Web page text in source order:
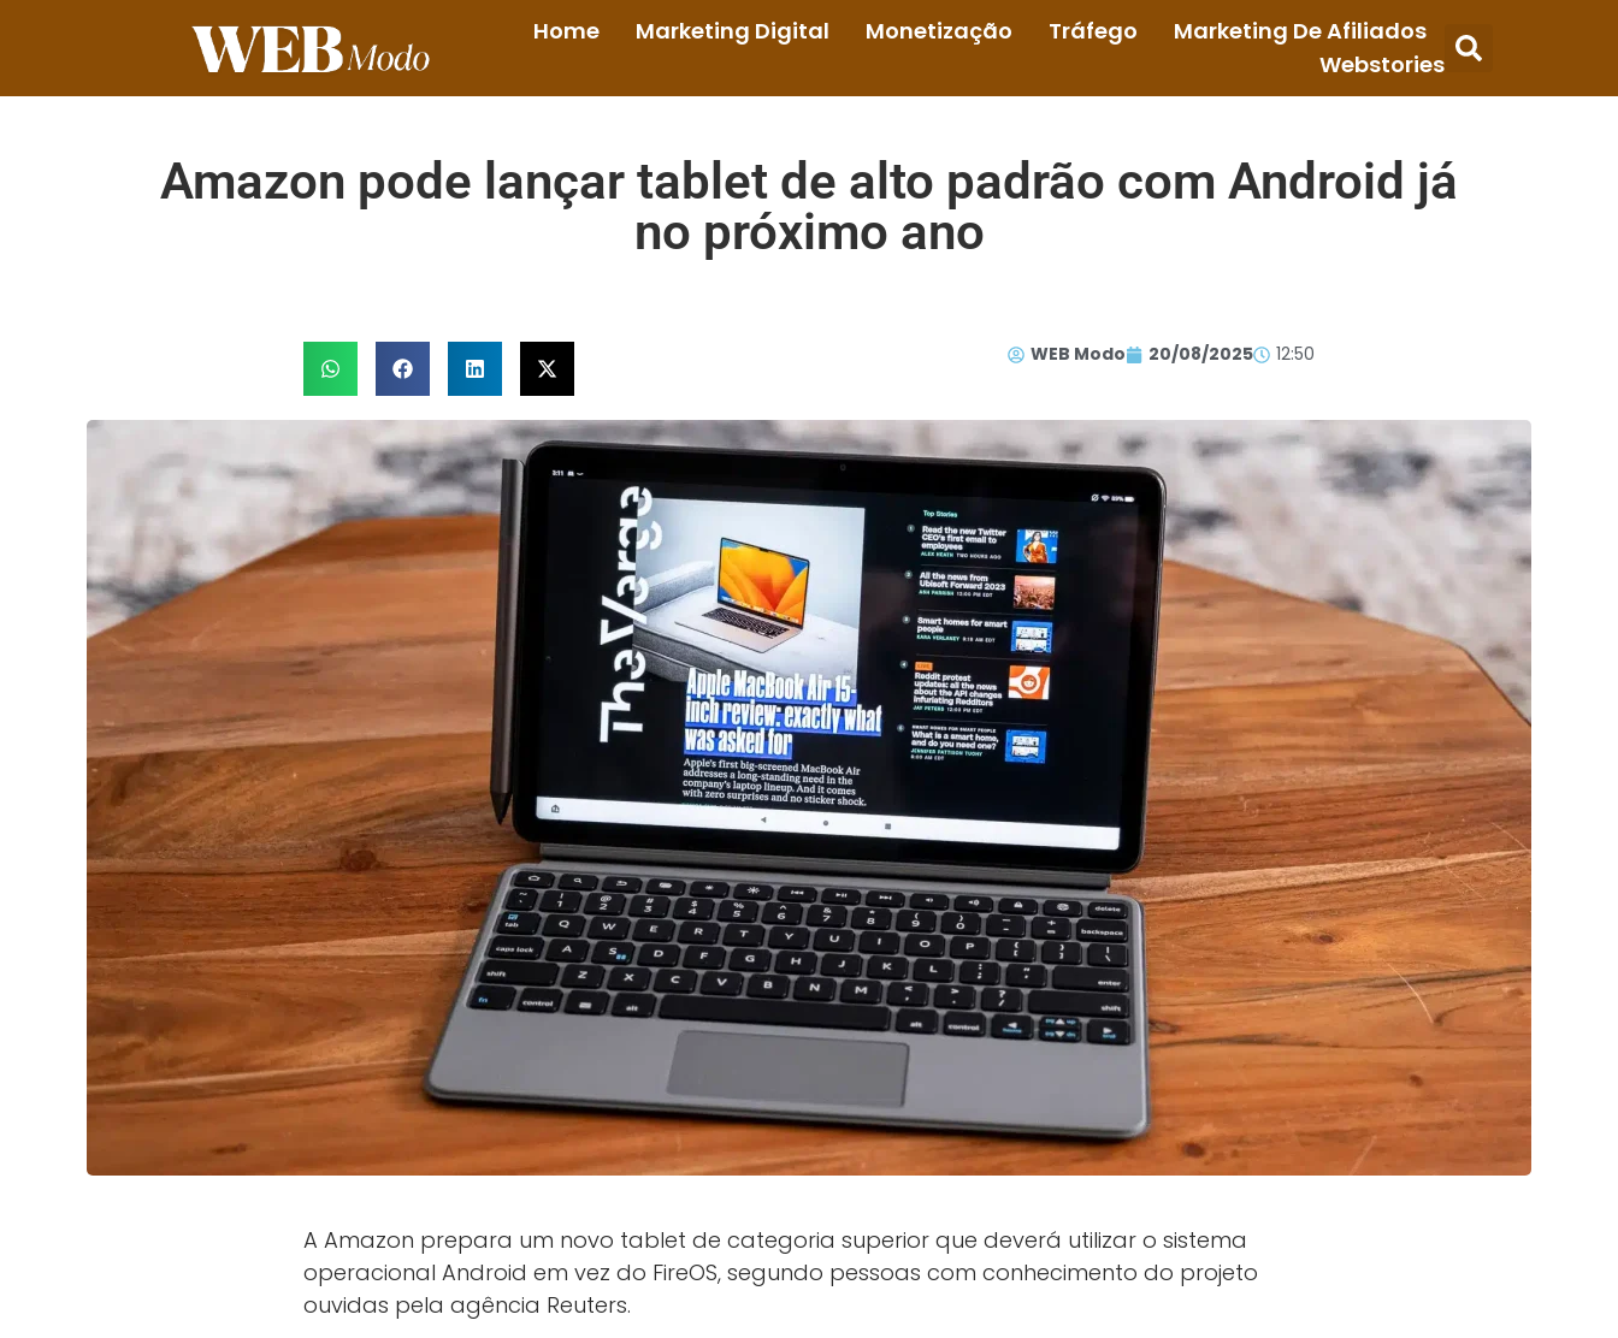
Home Marketing Digital Monetização Tráfego
Marketing De Afiliados
Webstories
Amazon pode lançar tablet de alto padrão com Android já
no próximo ano
WEB Modo 20/08/2025 12:50
A Amazon prepara um novo tablet de categoria superior que deverá utilizar o sistema
operacional Android em vez do FireOS, segundo pessoas com conhecimento do projeto
ouvidas pela agência Reuters.